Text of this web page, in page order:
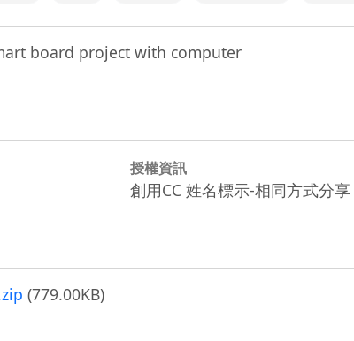
board project with computer
授權資訊
創用CC 姓名標示-相同方式分
(779.00KB)